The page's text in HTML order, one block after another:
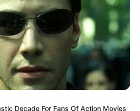
By The Way She Portrayed
Decade For Fans Of Action Movies